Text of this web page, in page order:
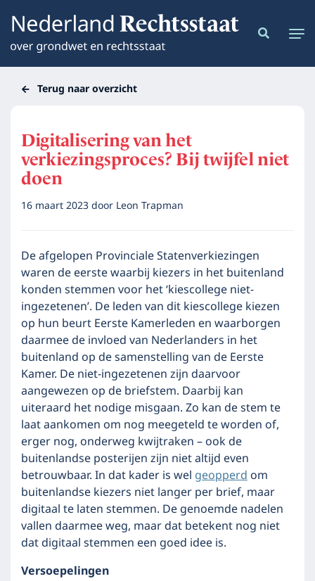
Terug naar overzicht
Digitalisering van het
verkiezingsproces? Bij twijfel niet
doen
16 maart 2023door Leon Trapman
De afgelopen Provinciale Statenverkiezingen
waren de eerste waarbij kiezers in het buitenland
konden stemmen voor het ‘kiescollege niet-
ingezetenen’. De leden van dit kiescollege kiezen
op hun beurt Eerste Kamerleden en waarborgen
daarmee de invloed van Nederlanders in het
buitenland op de samenstelling van de Eerste
Kamer. De niet-ingezetenen zijn daarvoor
aangewezen op de briefstem. Daarbij kan
uiteraard het nodige misgaan. Zo kan de stem te
laat aankomen om nog meegeteld te worden of,
erger nog, onderweg kwijtraken – ook de
buitenlandse posterijen zijn niet altijd even
betrouwbaar. In dat kader is wel geopperdom
buitenlandse kiezers niet langer per brief, maar
digitaal te laten stemmen. De genoemde nadelen
vallen daarmee weg, maar dat betekent nog niet
dat digitaal stemmen een goed idee is.
Versoepelingen